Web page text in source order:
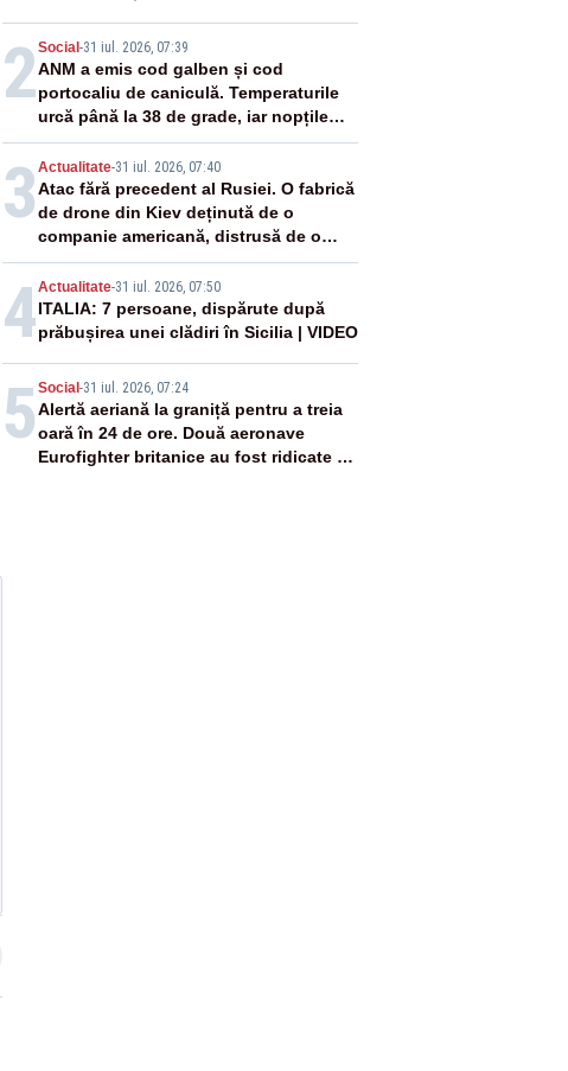
2Social -31 iul. 2026, 07:39
ANM a emis cod galben și cod
portocaliu de caniculă. Temperaturile
urcă până la 38 de grade, iar nopțile
devin tropicale
3 Actualitate-31 iul. 2026, 07:40
Atac fără precedent al Rusiei. O fabrică
de drone din Kiev deținută de o
companie americană, distrusă de o
rachetă rusească
4Actualitate-31 iul. 2026, 07:50
ITALIA: 7 persoane, dispărute după
prăbușirea unei clădiri în Sicilia | VIDEO
5 Social -31 iul. 2026, 07:24
Alertă aeriană la graniță pentru a treia
oară în 24 de ore. Două aeronave
Eurofighter britanice au fost ridicate de